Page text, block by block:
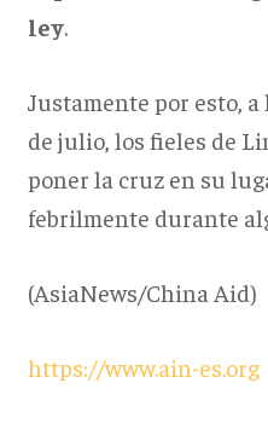
ley.
Justamente por esto,
de julio, los fieles de
poner la cruz en su
febrilmente durante
(AsiaNews/China Aid)
https://www.ain-es.org